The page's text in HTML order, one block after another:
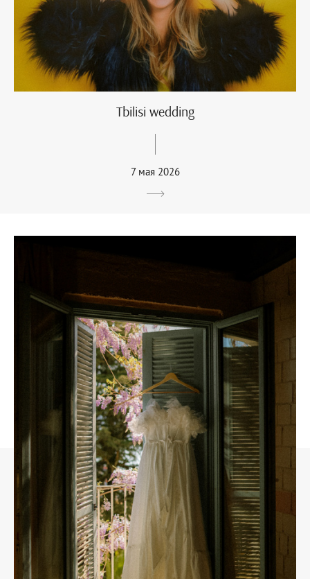
Tbilisi wedding
7 мая 2026